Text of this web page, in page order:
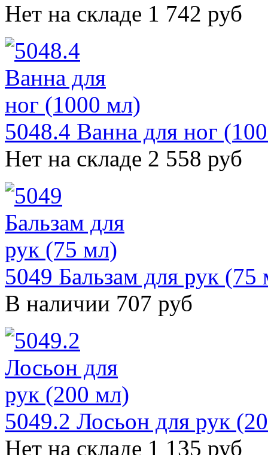
Нет на складе 1 742 руб
5048.4 Ванна для ног
Нет на складе 2 558 руб
5049 Бальзам для рук (75
В наличии 707 руб
5049.2 Лосьон для рук
Нет на складе 1 135 руб